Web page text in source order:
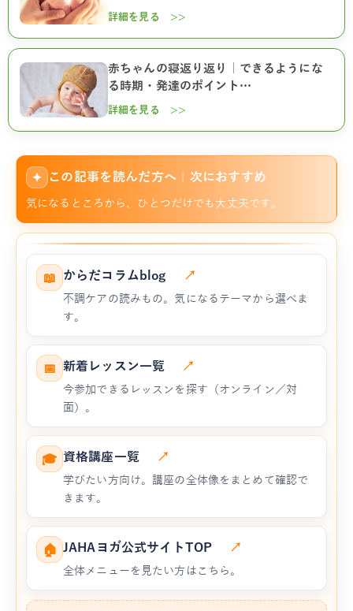
詳細を見る >>
赤ちゃんの寝返り返り｜できるようにな
る時期・発達のポイント…
詳細を見る >>
✦ この記事を読んだ方へ｜次におすすめ
気になるところから、ひとつだけでも大丈夫です。
📖 からだコラムblog ↗
不調ケアの読みもの。気になるテーマから選べま
す。
📅 新着レッスン一覧 ↗
今参加できるレッスンを探す（オンライン／対
面）。
🎓 資格講座一覧 ↗
学びたい方向け。講座の全体像をまとめて確認で
きます。
🏠 JAHAヨガ公式サイトTOP ↗
全体メニューを見たい方はこちら。